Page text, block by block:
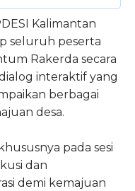
Kalimantan
seluruh peserta
Rakerda secara
interaktif yang
berbagai
desa.
pada sesi
dan
demi kemajuan